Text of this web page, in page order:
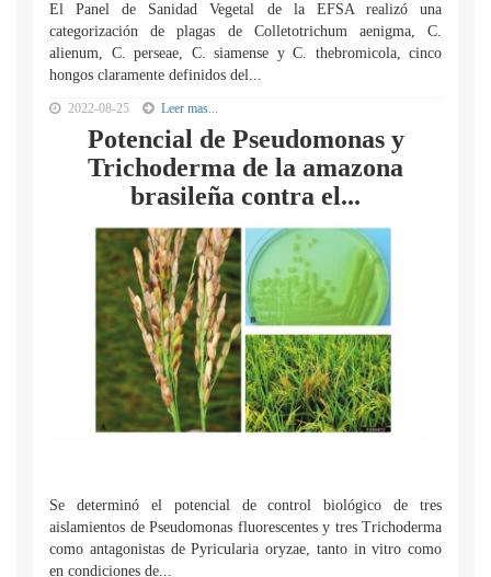
El Panel de Sanidad Vegetal de la EFSA realizó una
categorización de plagas de Colletotrichum aenigma, C.
alienum, C. perseae, C. siamense y C. thebromicola, cinco
hongos claramente definidos del...
2022-08-25 Leer mas...
Potencial de Pseudomonas y
Trichoderma de la amazona
brasileña contra el...
Se determinó el potencial de control biológico de tres
aislamientos de Pseudomonas fluorescentes y tres Trichoderma
como antagonistas de Pyricularia oryzae, tanto in vitro como
en condiciones de...